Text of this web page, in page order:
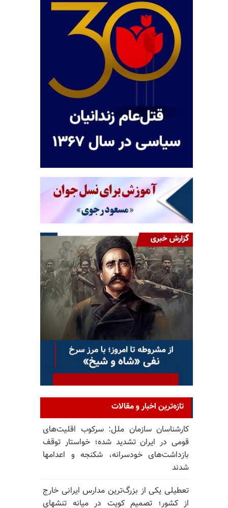
تازه‌ترین اخبار و مقالات
کارشناسان سازمان ملل: سرکوب اقلیت‌های
قومی در ایران تشدید شده؛ خواستار توقف
بازداشت‌های خودسرانه، شکنجه و اعدامها
شدند
تعطیلی یکی از بزرگ‌ترین مدارس ایرانی خارج
از کشور؛ تصمیم کویت در میانه تنشهای